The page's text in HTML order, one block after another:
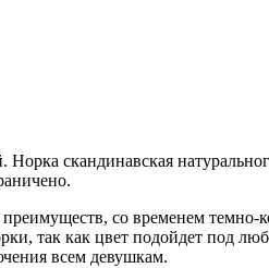
скандинавская
со временем темно-
так как цвет подойдет под
всем девушкам.